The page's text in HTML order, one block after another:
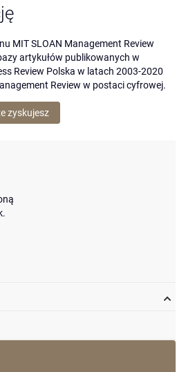
MIT SLOAN Management Review
artykułów publikowanych w
Review Polska w latach 2003-2020
Review w postaci cyfrowej.
zyskujesz